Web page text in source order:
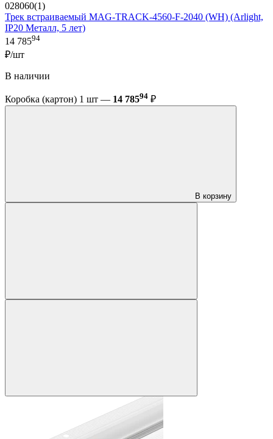
028060(1)
Трек встраиваемый MAG-TRACK-4560-F-2040 (WH) (Arlight,
IP20 Металл, 5 лет)
14 78594
₽/шт
В наличии
Коробка (картон) 1 шт — 14 78594 ₽
В корзину